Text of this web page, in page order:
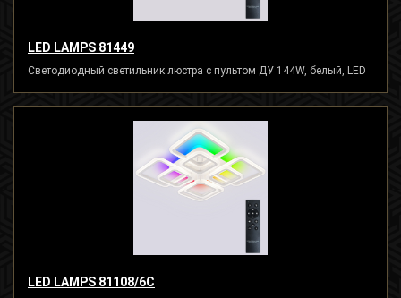
LED LAMPS 81449
Светодиодный светильник люстра с пультом ДУ 144W, белый, LED
LED LAMPS 81108/6C